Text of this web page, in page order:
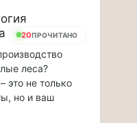
20ПРОЧИТАНО
леса?
это не только
но и ваш